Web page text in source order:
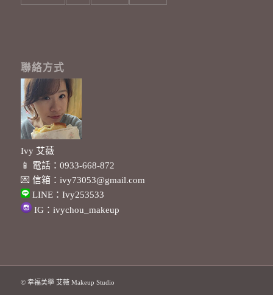
聯絡方式
Ivy 艾薇
📱 電話： 0933-668-872
💌 信箱： ivy73053@gmail.com
LINE： Ivy253533
IG： ivychou_makeup
© 幸福美學 艾薇 Makeup Studio